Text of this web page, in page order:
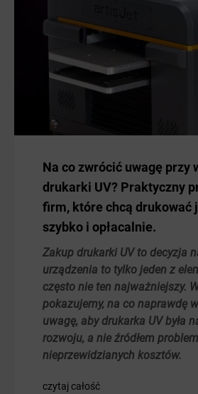
Na co zwrócić uwagę przy
drukarki UV? Praktyczny
firm, które chcą drukować
szybko i opłacalnie.
Zakup drukarki UV to decyzja
urządzenia to tylko jeden z
często nie ten najważniejszy.
pokazujemy, na co naprawdę
uwagę, aby drukarka UV była
rozwoju, a nie źródłem
nieprzewidzianych kosztów.
czytaj całość